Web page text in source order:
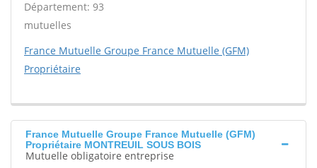
Département: 93
mutuelles
France Mutuelle Groupe France Mutuelle (GFM)
Propriétaire
France Mutuelle Groupe France Mutuelle (GFM)
Propriétaire MONTREUIL SOUS BOIS
Mutuelle obligatoire entreprise